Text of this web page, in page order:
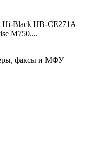
Hi-Black HB-CE271A
M750....
факсы и МФУ